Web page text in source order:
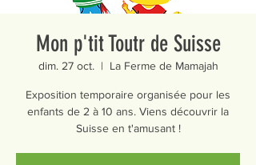
Mon p'tit Toutr de Suisse
dim. 27 oct.
  |
La Ferme de Mamajah
Exposition temporaire organisée pour les
enfants de 2 à 10 ans. Viens découvrir la
Suisse en t'amusant !